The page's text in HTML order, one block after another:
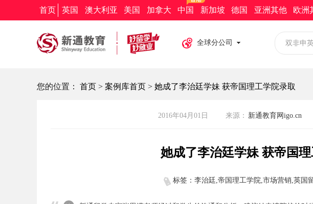
新通教育 新通留学 新通外语 欧亚教育 新通求职 新通移民
全球分公司
首页 英国 澳大利亚 美国 加拿大 中国 新加坡 德国 亚洲其他 欧洲
您的位置： 首页 > 案例库首页 > 她成了李治廷学妹 获帝国理工学院录取
2016年04月01日 来源： 新通教育网igo.cn
她成了李治廷学妹 获帝国
标签：李治廷,帝国理工学院,市场营销,英国